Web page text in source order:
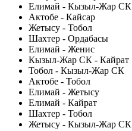
Елимай - Кызыл-Жар СК
Актобе - Кайсар
Жетысу - Тобол
Шахтер - Ордабасы
Елимай - Женис
Кызыл-Жар СК - Кайрат
Тобол - Кызыл-Жар СК
Актобе - Тобол
Елимай - Жетысу
Елимай - Кайрат
Шахтер - Тобол
Жетысу - Кызыл-Жар СК